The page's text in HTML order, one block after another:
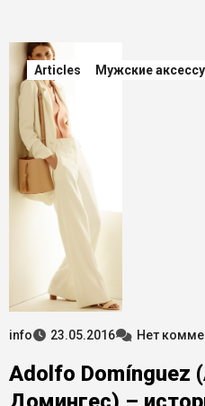
Articles Мужские
info 23.05.2016 Нет
Adolfo Domínguez